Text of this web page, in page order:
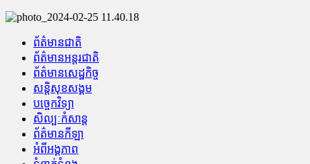
ព័ត៌មានជាតិ
ព័ត៌មានអន្តរជាតិ
ព័ត៌មានសេដ្ឋកិច្ច
សន្តិសុខសង្គម
បច្ចេកវិទ្យា
សិល្បៈកំសាន្ត
ព័ត៌មានកីឡា
អំពីអង្គភាព